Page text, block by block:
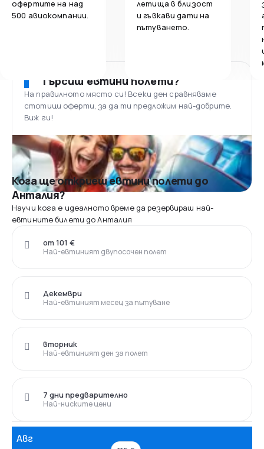
офертите на над
500 авиокомпании.
летища в близост
и гъвкави дати на
пътуването.
Търсиш евтини полети?
На правилното място си! Всеки ден сравняваме
стотици оферти, за да ти предложим най-добрите.
Виж ги!
Кога ще откриеш евтини полети до
Анталия?
Научи кога е идеалното време да резервираш най-
евтините билети до Анталия
Най-евтиният двупосочен полет
от 101 €
Най-евтиният месец за пътуване
Декември
Най-евтиният ден за полет
вторник
Най-ниските цени
7 дни предварително
Авг